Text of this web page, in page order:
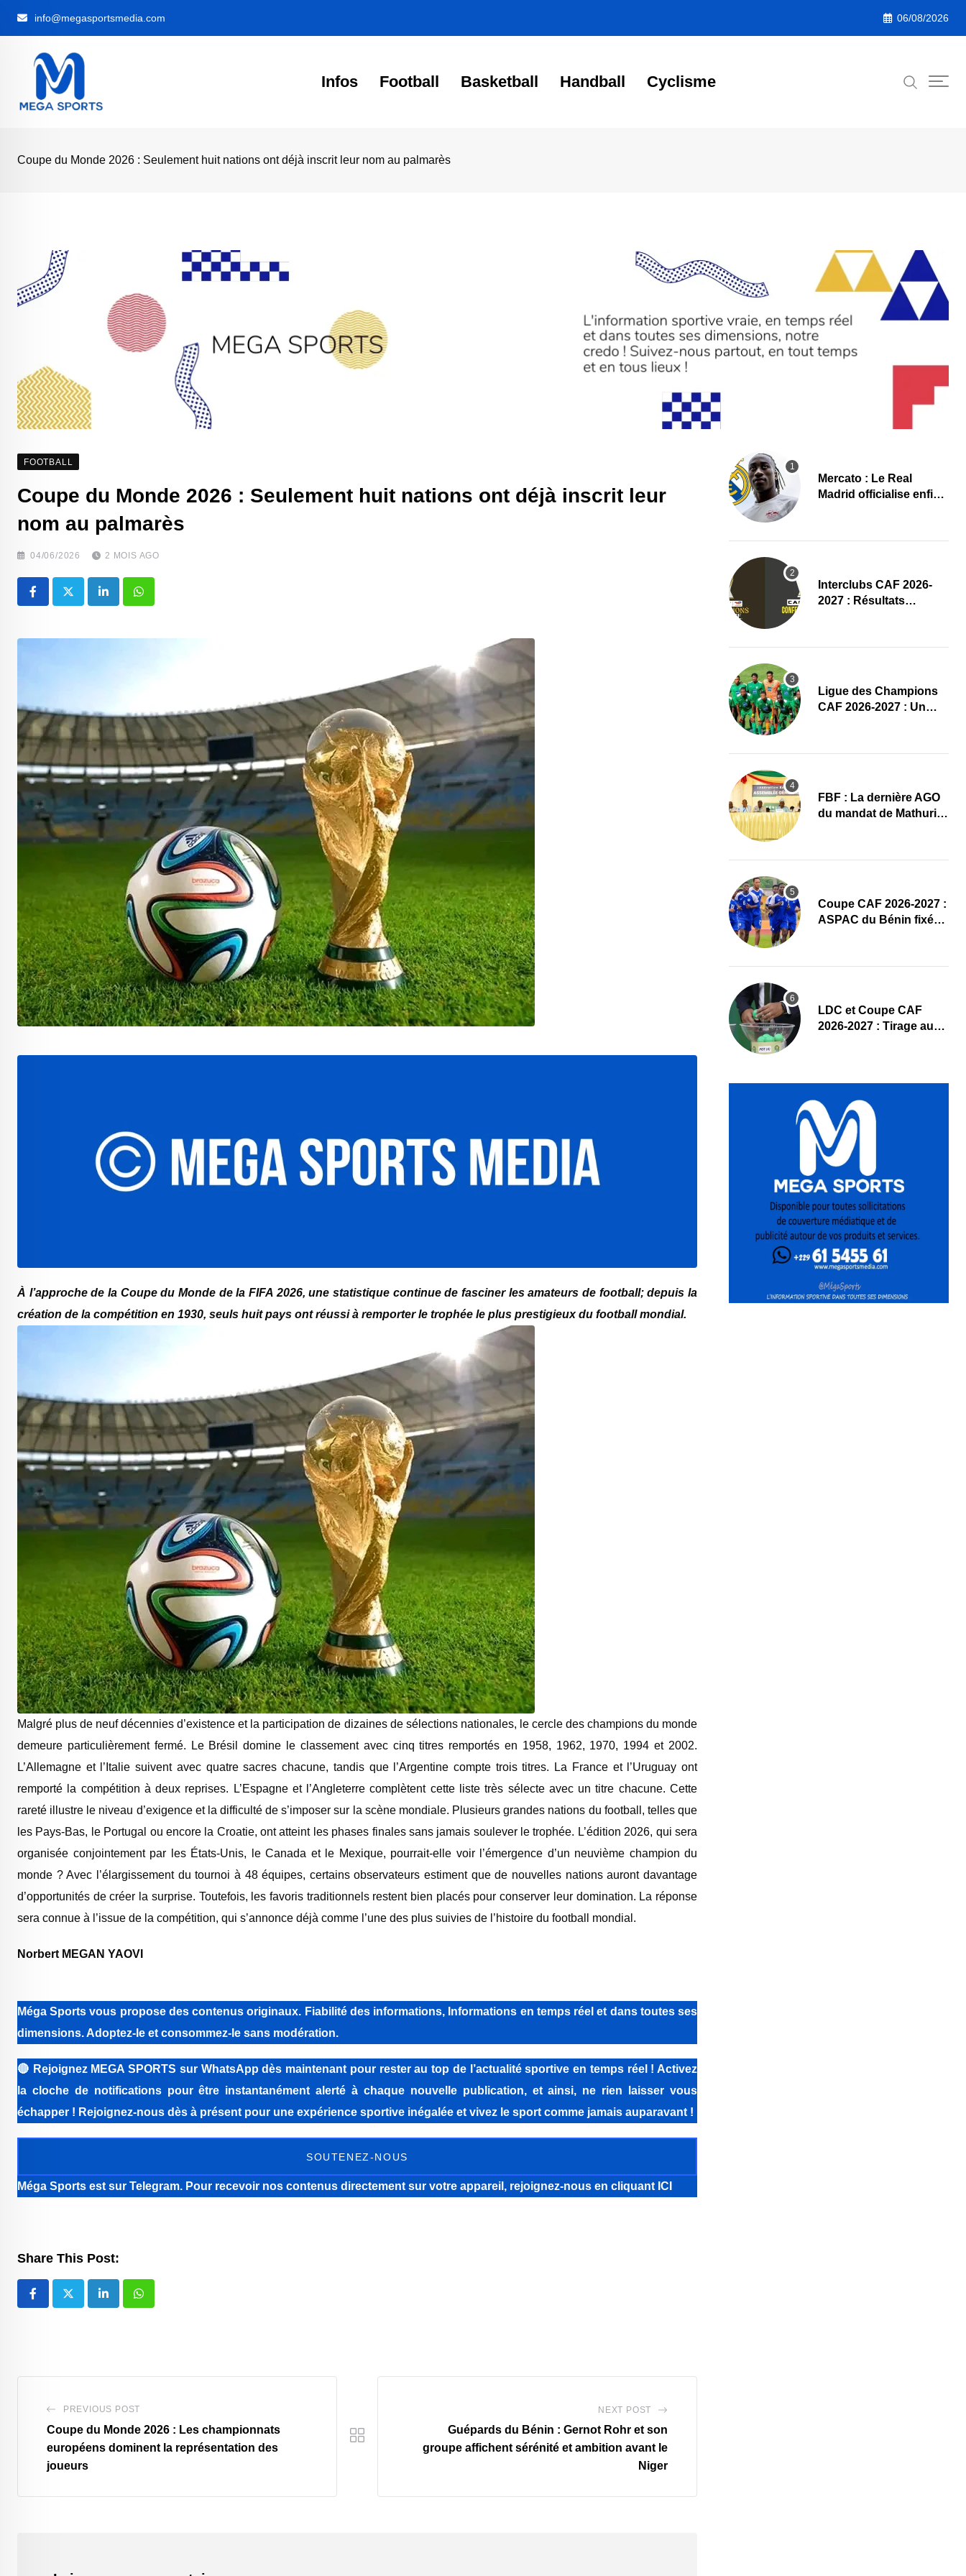
info@megasportsmedia.com 06/08/2026
Infos Football Basketball Handball Cyclisme
‎Coupe du Monde 2026 : Seulement huit nations ont déjà inscrit leur nom au palmarès
FOOTBALL
‎Coupe du Monde 2026 : Seulement huit nations ont déjà inscrit leur
nom au palmarès
04/06/2026 2 MOIS AGO
LinkedIn Whatsapp
‎À l’approche de la Coupe du Monde de la FIFA 2026, une statistique continue de fasciner les amateurs de football; depuis la
création de la compétition en 1930, seuls huit pays ont réussi à remporter le trophée le plus prestigieux du football mondial.
‎Malgré plus de neuf décennies d’existence et la participation de dizaines de sélections nationales, le cercle des champions du monde
demeure particulièrement fermé. Le Brésil domine le classement avec cinq titres remportés en 1958, 1962, 1970, 1994 et 2002.
L’Allemagne et l’Italie suivent avec quatre sacres chacune, tandis que l’Argentine compte trois titres. ‎La France et l’Uruguay ont
remporté la compétition à deux reprises. L’Espagne et l’Angleterre complètent cette liste très sélecte avec un titre chacune. ‎Cette
rareté illustre le niveau d’exigence et la difficulté de s’imposer sur la scène mondiale. Plusieurs grandes nations du football, telles que
les Pays-Bas, le Portugal ou encore la Croatie, ont atteint les phases finales sans jamais soulever le trophée. ‎L’édition 2026, qui sera
organisée conjointement par les États-Unis, le Canada et le Mexique, pourrait-elle voir l’émergence d’un neuvième champion du
monde ? Avec l’élargissement du tournoi à 48 équipes, certains observateurs estiment que de nouvelles nations auront davantage
d’opportunités de créer la surprise. ‎Toutefois, les favoris traditionnels restent bien placés pour conserver leur domination. La réponse
sera connue à l’issue de la compétition, qui s’annonce déjà comme l’une des plus suivies de l’histoire du football mondial.
Norbert MEGAN YAOVI
Méga Sports vous propose des contenus originaux. Fiabilité des informations, Informations en temps réel et dans toutes ses
dimensions. Adoptez-le et consommez-le sans modération.
🔴 Rejoignez MEGA SPORTS sur WhatsApp dès maintenant pour rester au top de l’actualité sportive en temps réel ! Activez
la cloche de notifications pour être instantanément alerté à chaque nouvelle publication, et ainsi, ne rien laisser vous
échapper ! Rejoignez-nous dès à présent pour une expérience sportive inégalée et vivez le sport comme jamais auparavant !
SOUTENEZ-NOUS
Méga Sports est sur Telegram. Pour recevoir nos contenus directement sur votre appareil, rejoignez-nous en cliquant ICI
Share This Post:
LinkedInWhatsapp
PREVIOUS POST
‎Coupe du Monde 2026 : Les championnats
européens dominent la représentation des
joueurs
NEXT POST
Guépards du Bénin : Gernot Rohr et son
groupe affichent sérénité et ambition avant le
Niger
Mercato : Le Real
Madrid officialise enfin
Interclubs CAF 2026-
2027 : Résultats
préliminaires
Ligue des Champions
CAF 2026-2027 : Un
Sobemap FC
FBF : La dernière AGO
du mandat de Mathurin
Coupe CAF 2026-2027 :
ASPAC du Bénin fixé
LDC et Coupe CAF
2026-2027 : Tirage au